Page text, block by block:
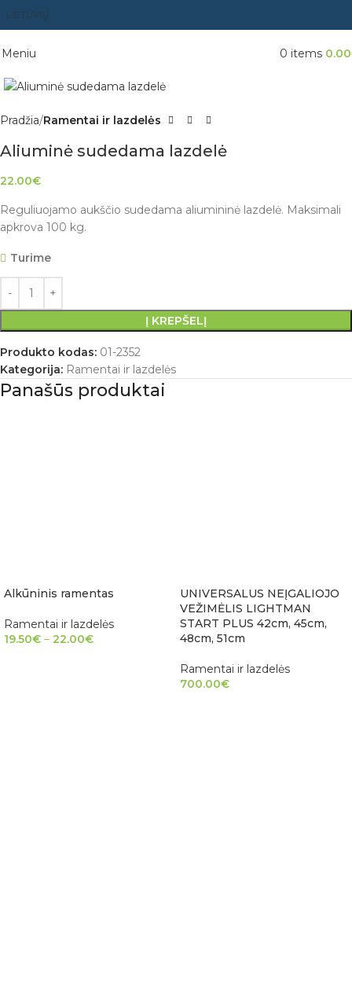
LIETUVIŲ
Meniu 0 items 0.00
Pradžia Ramentai ir lazdelės
Aliuminė sudedama lazdelė
22.00€
Reguliuojamo aukščio sudedama aliumininė lazdelė. Maksimali
apkrova 100 kg.
Turime
Į KREPŠELĮ
Produkto kodas: 01-2352
Kategorija: Ramentai ir lazdelės
Panašūs produktai
Alkūninis ramentas
Ramentai ir lazdelės
19.50€ – 22.00€
UNIVERSALUS NEĮGALIOJO
VEŽIMĖLIS LIGHTMAN
START PLUS 42cm, 45cm,
48cm, 51cm
Ramentai ir lazdelės
700.00€